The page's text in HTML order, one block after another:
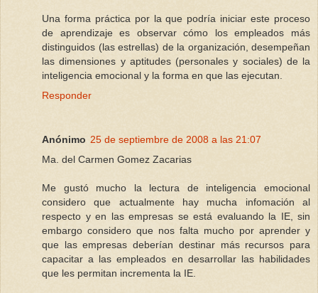
Una forma práctica por la que podría iniciar este proceso
de aprendizaje es observar cómo los empleados más
distinguidos (las estrellas) de la organización, desempeñan
las dimensiones y aptitudes (personales y sociales) de la
inteligencia emocional y la forma en que las ejecutan.
Responder
Anónimo 25 de septiembre de 2008 a las 21:07
Ma. del Carmen Gomez Zacarias
Me gustó mucho la lectura de inteligencia emocional
considero que actualmente hay mucha infomación al
respecto y en las empresas se está evaluando la IE, sin
embargo considero que nos falta mucho por aprender y
que las empresas deberían destinar más recursos para
capacitar a las empleados en desarrollar las habilidades
que les permitan incrementa la IE.